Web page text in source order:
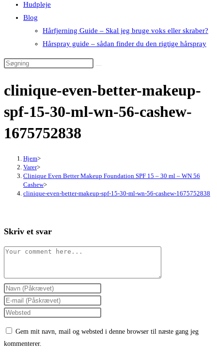
Hudpleje
Blog
Hårfjerning Guide – Skal jeg bruge voks eller skraber?
Hårspray guide – sådan finder du den rigtige hårspray
clinique-even-better-makeup-
spf-15-30-ml-wn-56-cashew-
1675752838
Hjem>
Varer>
Clinique Even Better Makeup Foundation SPF 15 – 30 ml – WN 56
Cashew>
clinique-even-better-makeup-spf-15-30-ml-wn-56-cashew-1675752838
Skriv et svar
Comment
Enter
your
name
Enter
your
Enter
Gem mit navn, mail og websted i denne browser til næste gang jeg
kommenterer.